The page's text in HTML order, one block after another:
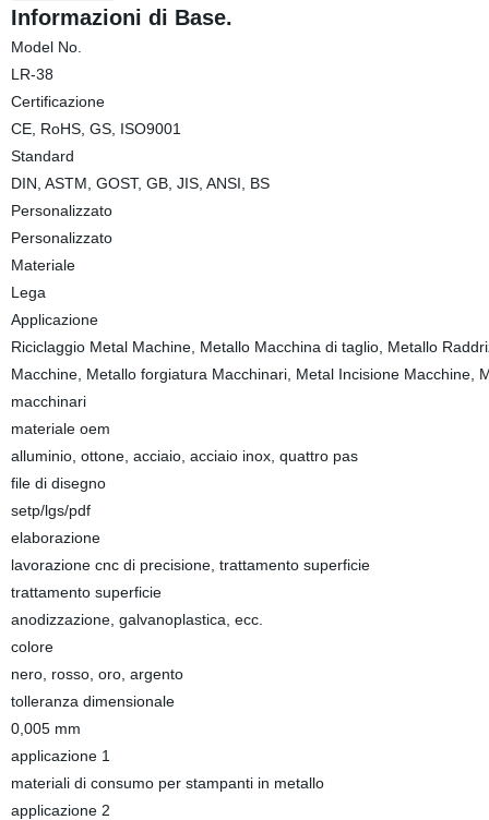
Informazioni di Base.
Model No.
LR-38
Certificazione
CE, RoHS, GS, ISO9001
Standard
DIN, ASTM, GOST, GB, JIS, ANSI, BS
Personalizzato
Personalizzato
Materiale
Lega
Applicazione
Riciclaggio Metal Machine, Metallo Macchina di taglio, Metallo
Macchine, Metallo forgiatura Macchinari, Metal Incisione Macchine,
macchinari
materiale oem
alluminio, ottone, acciaio, acciaio inox, quattro pas
file di disegno
setp/lgs/pdf
elaborazione
lavorazione cnc di precisione, trattamento superficie
trattamento superficie
anodizzazione, galvanoplastica, ecc.
colore
nero, rosso, oro, argento
tolleranza dimensionale
0,005 mm
applicazione 1
materiali di consumo per stampanti in metallo
applicazione 2